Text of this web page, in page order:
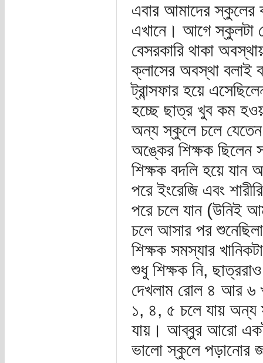
এবার আমাদের স্কুলের
এখানে। আগে স্কুলটা
বেসরকারি থাকা
ক্লাসের অবস্থা বলাই
ট্রান্সফার হয়ে
হচ্ছে ছাত্র খুব কম
অন্য স্কুলে চলে
অঙ্কের শিক্ষক ছিলেন
শিক্ষক বদলি হয়ে
পরে ইংরেজি এবং
পরে চলে যান (উনিই
চলে আসার পর
শিক্ষক সমস্যার
শুধু শিক্ষক নি,
দেখলাম রোল ৪ আর ৬
১, ৪, ৫ চলে যায়
যায়। আব্বুর আরো
ভালো স্কুলে পড়ানোর